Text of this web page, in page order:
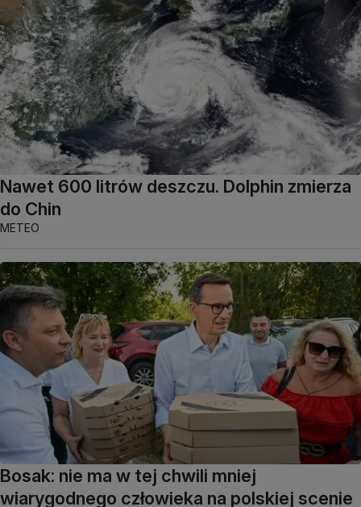
Nawet 600 litrów deszczu. Dolphin zmierza
do Chin
METEO
Bosak: nie ma w tej chwili mniej
wiarygodnego człowieka na polskiej scenie